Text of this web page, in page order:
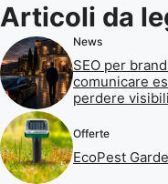
Articoli da
News
SEO per
comunicare
perdere
Offerte
EcoPest